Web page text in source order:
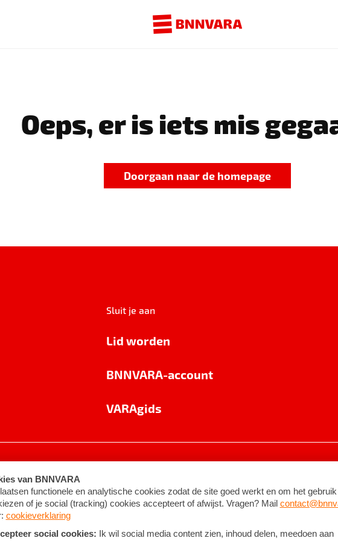
Oeps, er is iets mis
Doorgaan naar de homepage
Sluit je aan
Lid worden
BNNVARA-account
VARAgids
Algemene voorwaarden ©2026BNNVARA